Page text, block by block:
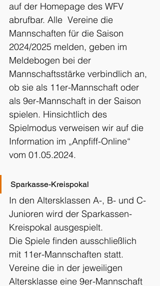
auf der Homepage des WFV
abrufbar. Alle  Vereine die
Mannschaften für die Saison
2024/2025 melden, geben im
Meldebogen bei der
Mannschaftsstärke verbindlich an,
ob sie als 11er-Mannschaft oder
als 9er-Mannschaft in der Saison
spielen. Hinsichtlich des
Spielmodus verweisen wir auf die
Information im „Anpfiff-Online“
vom 01.05.2024.
Sparkasse-Kreispokal
In den Altersklassen A-, B- und C-
Junioren wird der Sparkassen-
Kreispokal ausgespielt.
Die Spiele finden ausschließlich
mit 11er-Mannschaften statt.
Vereine die in der jeweiligen
Altersklasse eine 9er-Mannschaft